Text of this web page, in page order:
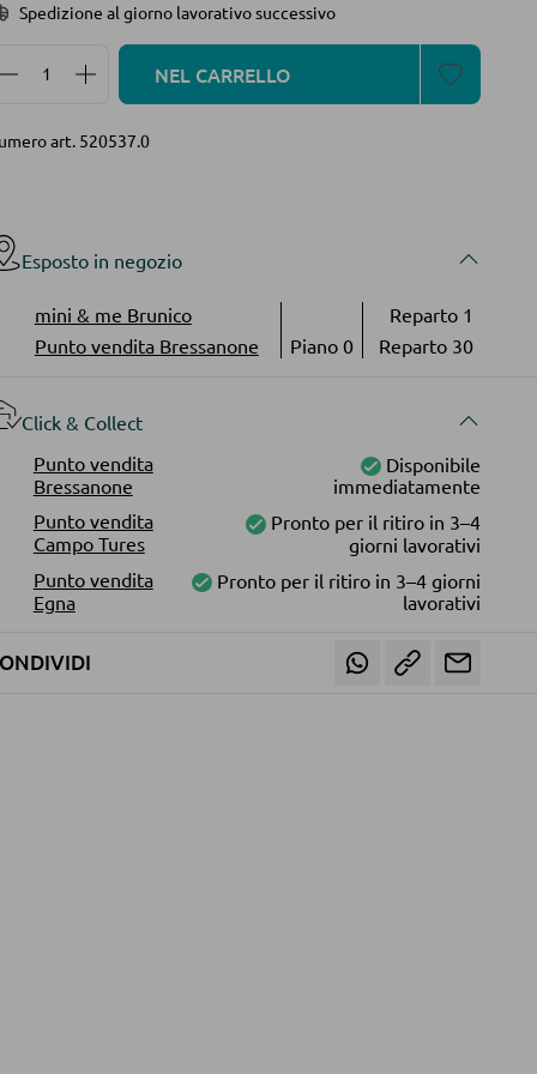
Spedizione al giorno lavorativo successivo
Quantità del prodotto: inserisci la quantità
NEL CARRELLO
art. 520537.0
Esposto in negozio
mini & me Brunico
Reparto 1
Punto vendita Bressanone
Piano 0 Reparto 30
Click & Collect
Punto vendita
Bressanone
Disponibile
immediatamente
Punto vendita
Campo Tures
Pronto per il ritiro in 3–4
giorni lavorativi
Punto vendita
Egna
Pronto per il ritiro in 3–4 giorni
lavorativi